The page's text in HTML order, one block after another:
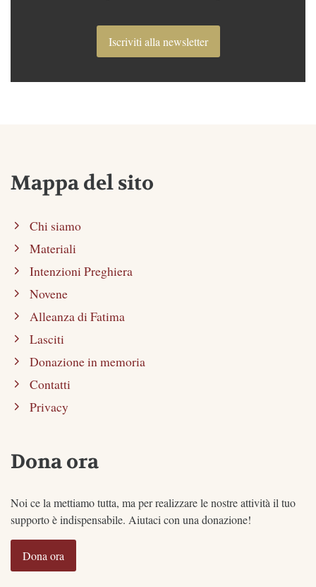
Iscriviti alla newsletter
Mappa del sito
Chi siamo
Materiali
Intenzioni Preghiera
Novene
Alleanza di Fatima
Lasciti
Donazione in memoria
Contatti
Privacy
Dona ora
Noi ce la mettiamo tutta, ma per realizzare le nostre attività il tuo
supporto è indispensabile. Aiutaci con una donazione!
Dona ora